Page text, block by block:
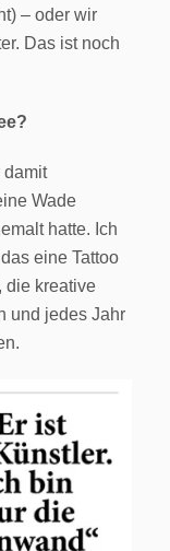
– oder wir
Das ist noch
damit
Wade
hatte. Ich
eine Tattoo
die kreative
und jedes Jahr